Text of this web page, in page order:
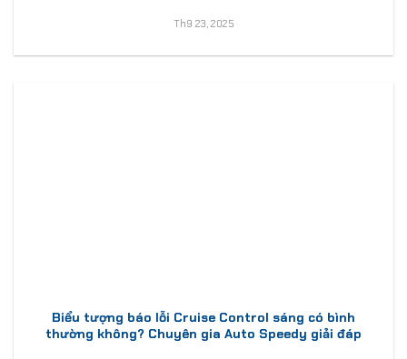
Th9 23, 2025
Biểu tượng báo lỗi Cruise Control sáng có bình
thường không? Chuyên gia Auto Speedy giải đáp